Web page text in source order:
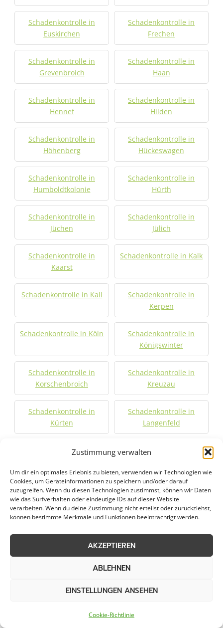
Zustimmung verwalten
Um dir ein optimales Erlebnis zu bieten, verwenden wir Technologien wie
Cookies, um Geräteinformationen zu speichern und/oder darauf
zuzugreifen. Wenn du diesen Technologien zustimmst, können wir Daten
wie das Surfverhalten oder eindeutige IDs auf dieser Website
verarbeiten. Wenn du deine Zustimmung nicht erteilst oder zurückziehst,
können bestimmte Merkmale und Funktionen beeinträchtigt werden.
AKZEPTIEREN
ABLEHNEN
EINSTELLUNGEN ANSEHEN
Cookie-Richtlinie
Schadenkontrolle in
Euskirchen
Schadenkontrolle in
Frechen
Schadenkontrolle in
Grevenbroich
Schadenkontrolle in
Haan
Schadenkontrolle in
Hennef
Schadenkontrolle in
Hilden
Schadenkontrolle in
Höhenberg
Schadenkontrolle in
Hückeswagen
Schadenkontrolle in
Humboldtkolonie
Schadenkontrolle in
Hürth
Schadenkontrolle in
Jüchen
Schadenkontrolle in
Jülich
Schadenkontrolle in
Kaarst
Schadenkontrolle in Kalk
Schadenkontrolle in Kall
Schadenkontrolle in
Kerpen
Schadenkontrolle in Köln
Schadenkontrolle in
Königswinter
Schadenkontrolle in
Korschenbroich
Schadenkontrolle in
Kreuzau
Schadenkontrolle in
Kürten
Schadenkontrolle in
Langenfeld
Schadenkontrolle in
Schadenkontrolle in
Schadenkontrolle in
Leverkusen
Schadenkontrolle in
Lindlar
Schadenkontrolle in
Schadenkontrolle in